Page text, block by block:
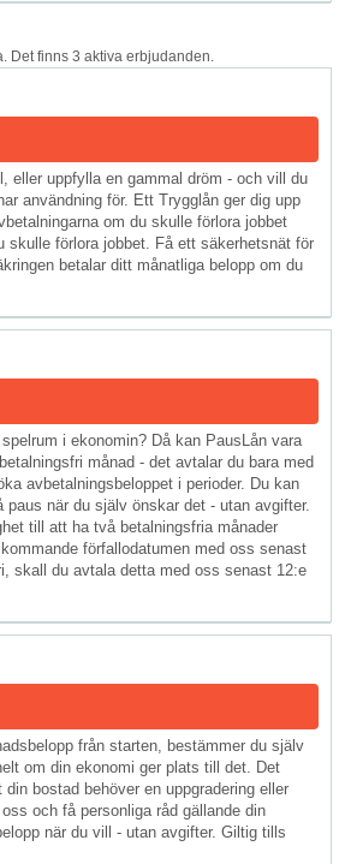
Det finns 3 aktiva erbjudanden.
eller uppfylla en gammal dröm - och vill du
användning för. Ett Trygglån ger dig upp
om du skulle förlora jobbet
skulle förlora jobbet. Få ett säkerhetsnät för
betalar ditt månatliga belopp om du
i ekonomin? Då kan PausLån vara
månad - det avtalar du bara med
avbetalningsbeloppet i perioder. Du kan
när du själv önskar det - utan avgifter.
till att ha två betalningsfria månader
förfallodatumen med oss senast
skall du avtala detta med oss senast 12:e
från starten, bestämmer du själv
om din ekonomi ger plats till det. Det
bostad behöver en uppgradering eller
och få personliga råd gällande din
när du vill - utan avgifter. Giltig tills